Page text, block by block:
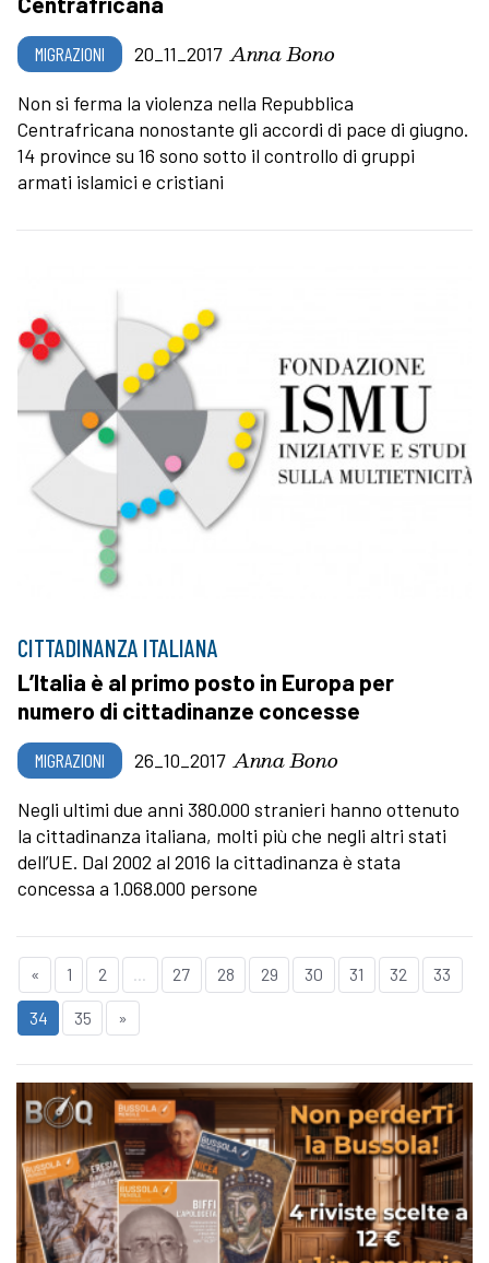
MIGRAZIONI 20_11_2017 Anna Bono
Non si ferma la violenza nella Repubblica
Centrafricana nonostante gli accordi di pace di giugno.
14 province su 16 sono sotto il controllo di gruppi
armati islamici e cristiani
CITTADINANZA ITALIANA
L’Italia è al primo posto in Europa per
numero di cittadinanze concesse
MIGRAZIONI 26_10_2017 Anna Bono
Negli ultimi due anni 380.000 stranieri hanno ottenuto
la cittadinanza italiana, molti più che negli altri stati
dell’UE. Dal 2002 al 2016 la cittadinanza è stata
concessa a 1.068.000 persone
« 1 2 ... 27 28 29 30 31 32 33
34 35 »